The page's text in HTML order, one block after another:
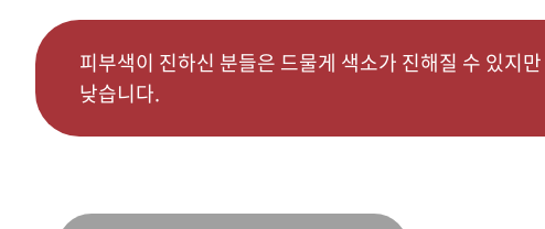
피부색이 진하신 분들은 드물게 색소가 진해질 수 있지
낮습니다.